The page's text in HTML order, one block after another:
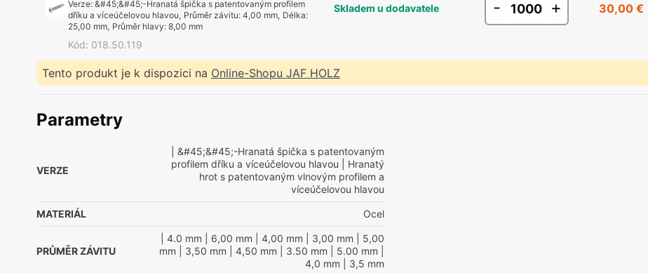
Verze:&#45;&#45;-Hranatá špička s patentovaným profilem
dříku a víceúčelovou hlavou, Průměr závitu:4,00 mm, Délka:
25,00 mm, Průměr hlavy:8,00 mm
Kód: 018.50.119
Skladem u dodavatele - + 30,00 €
Tento produkt je k dispozici na Online-Shopu JAF HOLZ
Parametry
VERZE
| &#45;&#45;-Hranatá špička s patentovaným
profilem dříku a víceúčelovou hlavou | Hranatý
hrot s patentovaným vlnovým profilem a
víceúčelovou hlavou
MATERIÁL Ocel
PRŮMĚR ZÁVITU
| 4.0 mm | 6,00 mm | 4,00 mm | 3,00 mm | 5,00
mm | 3,50 mm | 4,50 mm | 3.50 mm | 5.00 mm
4,0 mm | 3,5 mm